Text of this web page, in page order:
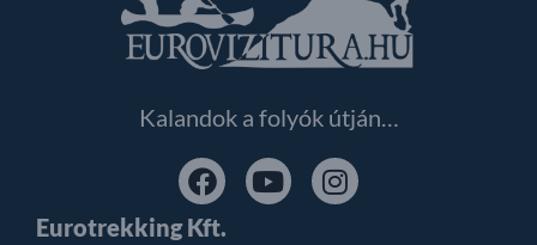
Kalandok a folyók útján…
Eurotrekking Kft.